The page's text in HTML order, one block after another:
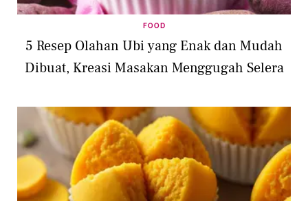
FOOD
5 Resep Olahan Ubi yang Enak dan Mudah
Dibuat, Kreasi Masakan Menggugah Selera